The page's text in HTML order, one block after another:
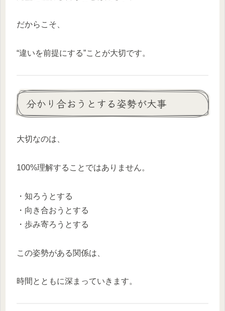
だからこそ、
“違いを前提にする”ことが大切です。
分かり合おうとする姿勢が大事
大切なのは、
100%理解することではありません。
・知ろうとする
・向き合おうとする
・歩み寄ろうとする
この姿勢がある関係は、
時間とともに深まっていきます。